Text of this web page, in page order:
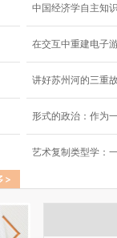
中国经济学自主知
在交互中重建电子
讲好苏州河的三重
形式的政治：作为
艺术复制类型学：